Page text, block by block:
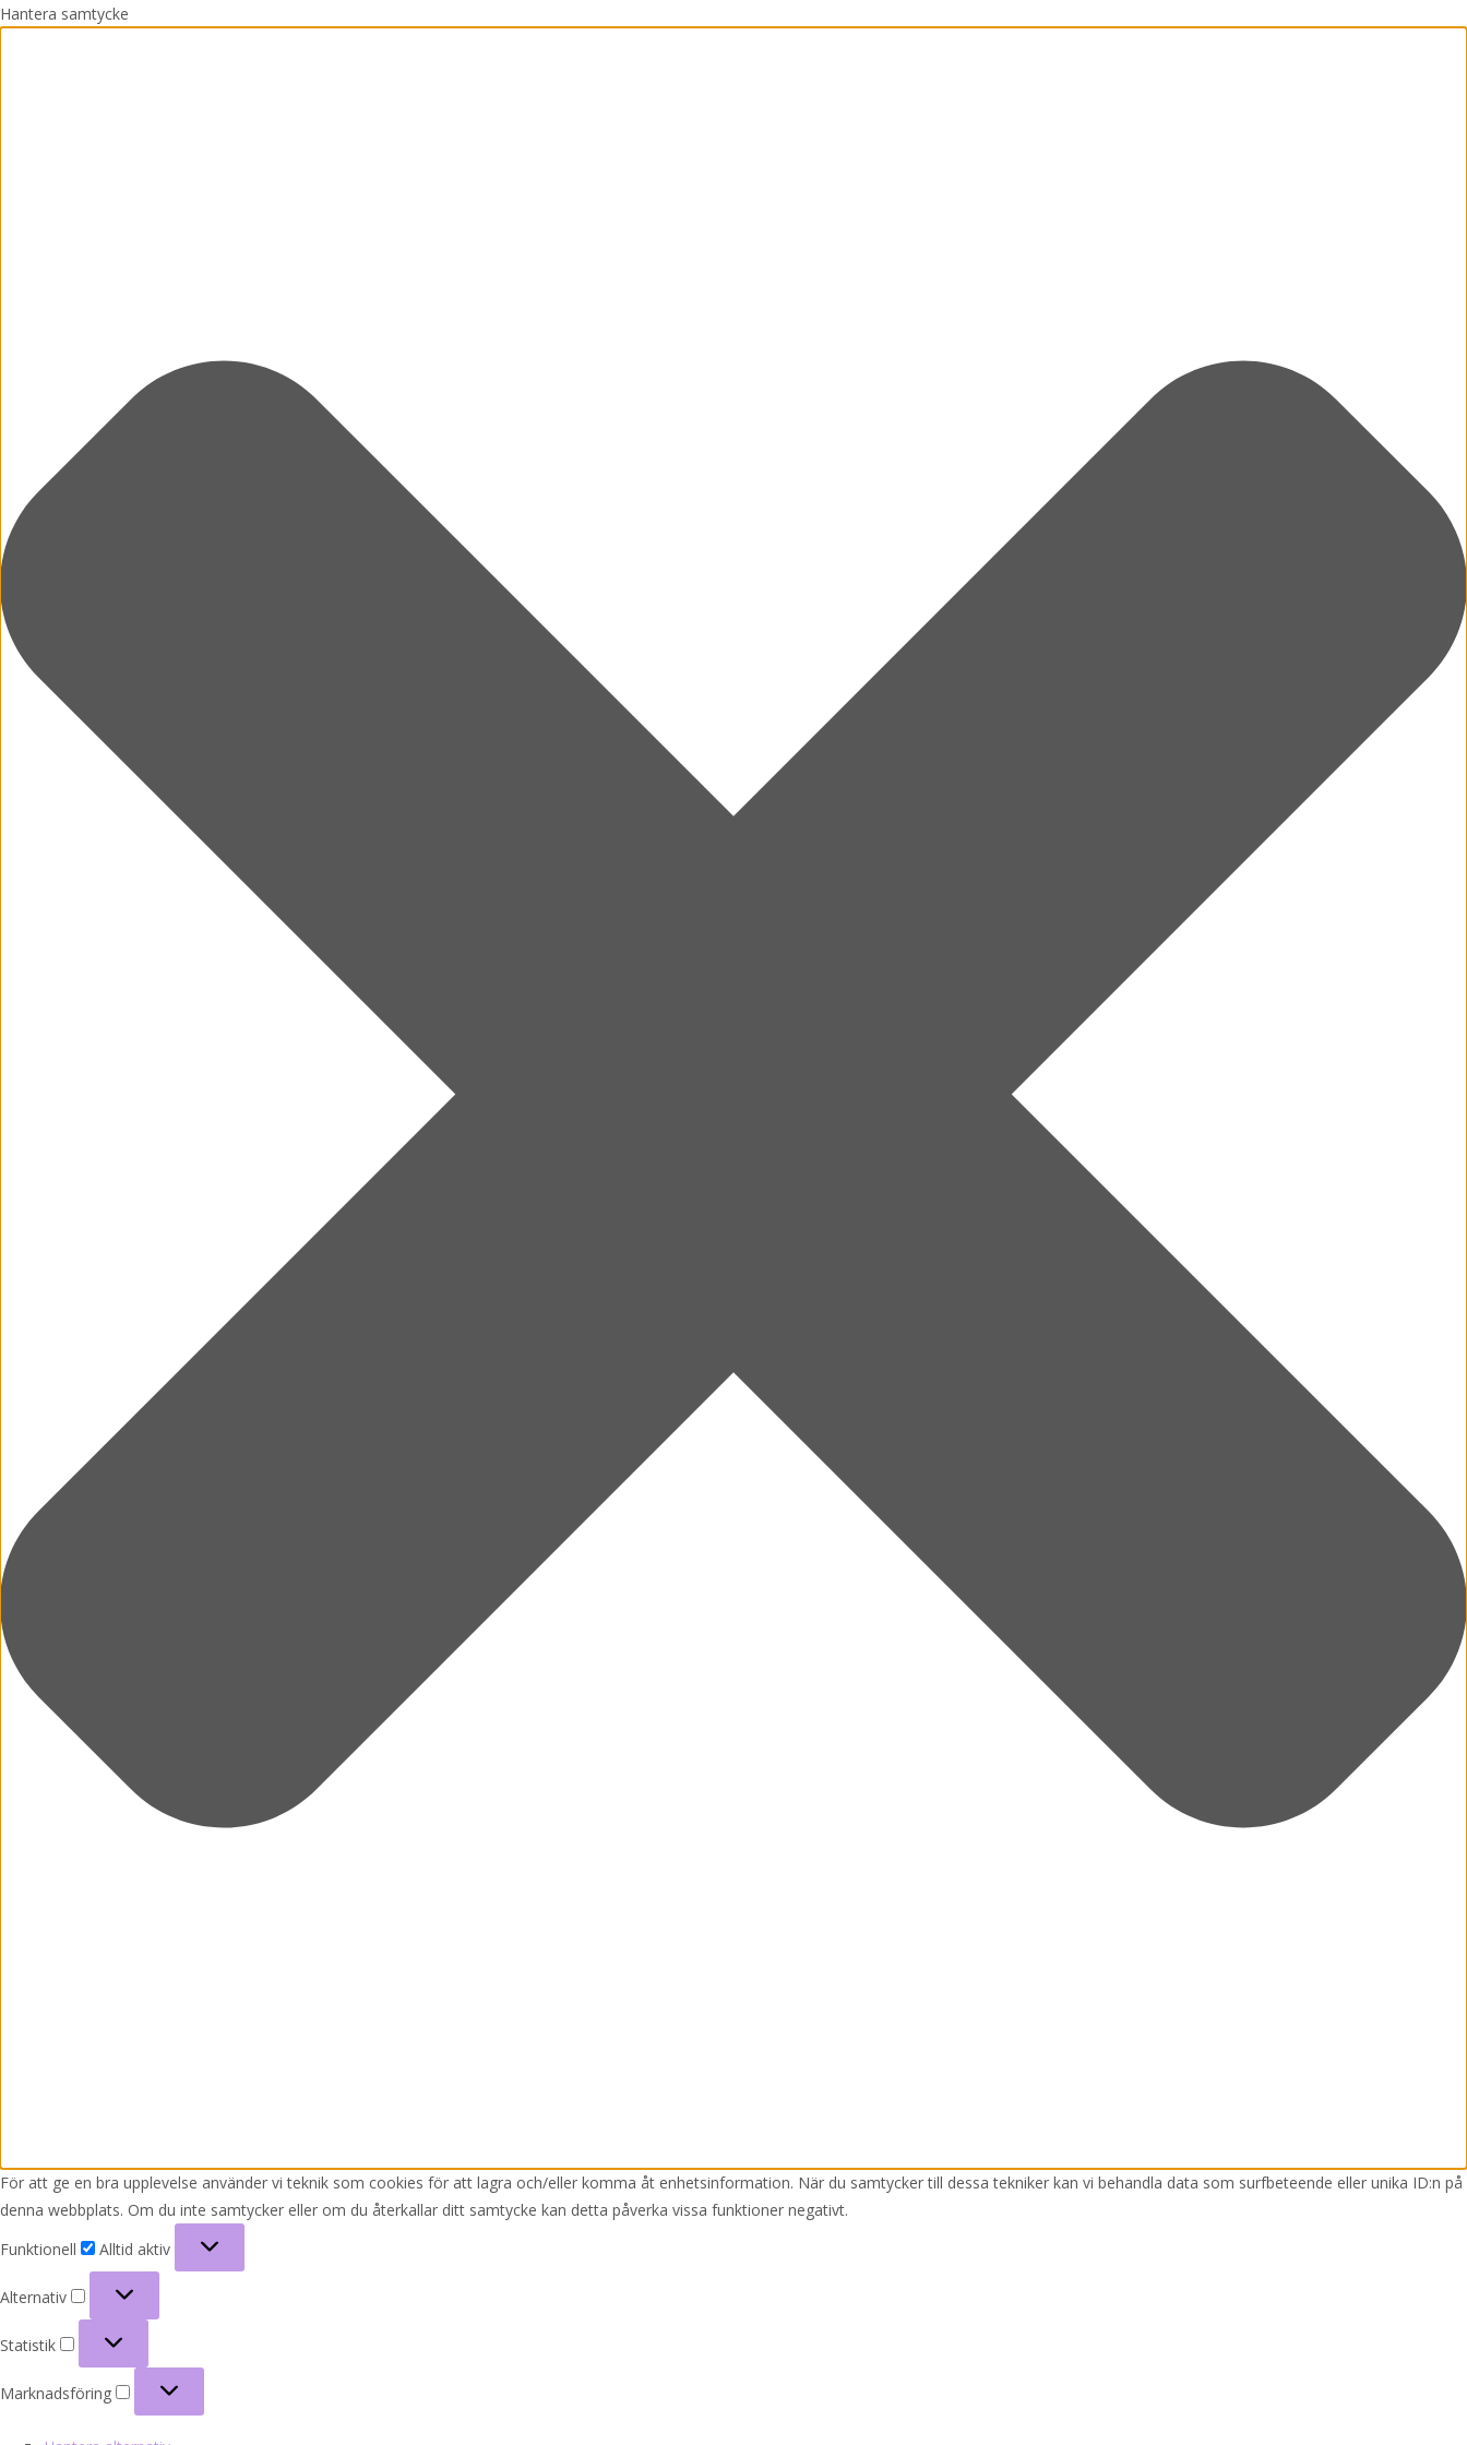
Hantera samtycke
För att ge en bra upplevelse använder vi teknik som cookies för att lagra och/eller komma åt enhetsinformation. När du samtycker till dessa tekniker kan vi behandla data som surfbeteende eller unika ID:n på
denna webbplats. Om du inte samtycker eller om du återkallar ditt samtycke kan detta påverka vissa funktioner negativt.
Funktionell
Alltid aktiv
Alternativ
Alternativ
Statistik
Statistik
Marknadsföring
Marknadsföring